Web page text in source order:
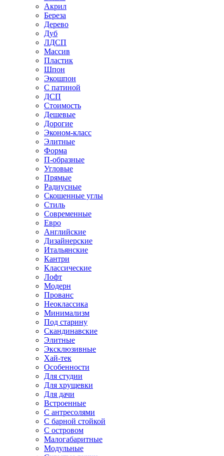
Акрил
Береза
Дерево
Дуб
ЛДСП
Массив
Пластик
Шпон
Экошпон
С патиной
ДСП
Стоимость
Дешевые
Дорогие
Эконом-класс
Элитные
Форма
П-образные
Угловые
Прямые
Радиусные
Скошенные углы
Стиль
Современные
Евро
Английские
Дизайнерские
Итальянские
Кантри
Классические
Лофт
Модерн
Прованс
Неоклассика
Минимализм
Под старину
Скандинавские
Элитные
Эксклюзивные
Хай-тек
Особенности
Для студии
Для хрущевки
Для дачи
Встроенные
С антресолями
С барной стойкой
С островом
Малогабаритные
Модульные